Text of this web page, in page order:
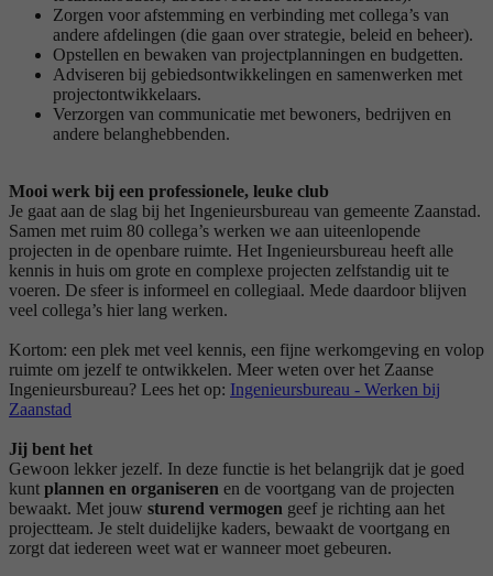
Zorgen voor afstemming en verbinding met collega’s van
andere afdelingen (die gaan over strategie, beleid en beheer).
Opstellen en bewaken van projectplanningen en budgetten.
Adviseren bij gebiedsontwikkelingen en samenwerken met
projectontwikkelaars.
Verzorgen van communicatie met bewoners, bedrijven en
andere belanghebbenden.
Mooi werk bij een professionele, leuke club
Je gaat aan de slag bij het Ingenieursbureau van gemeente Zaanstad.
Samen met ruim 80 collega’s werken we aan uiteenlopende
projecten in de openbare ruimte. Het Ingenieursbureau heeft alle
kennis in huis om grote en complexe projecten zelfstandig uit te
voeren. De sfeer is informeel en collegiaal. Mede daardoor blijven
veel collega’s hier lang werken.
Kortom: een plek met veel kennis, een fijne werkomgeving en volop
ruimte om jezelf te ontwikkelen. Meer weten over het Zaanse
Ingenieursbureau? Lees het op: Ingenieursbureau - Werken bij
Zaanstad
Jij bent het
Gewoon lekker jezelf. In deze functie is het belangrijk dat je goed
kunt plannen en organiseren en de voortgang van de projecten
bewaakt. Met jouw sturend vermogen geef je richting aan het
projectteam. Je stelt duidelijke kaders, bewaakt de voortgang en
zorgt dat iedereen weet wat er wanneer moet gebeuren.